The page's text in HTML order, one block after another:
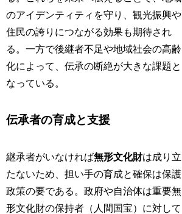
のアイデンティティを守り、観光振興や
住民の誇りにつながる効果も期待され
る。一方で後継者不足や地域社会の高齢
化によって、伝承の断絶が大きな課題と
なっている。
伝承者の育成と支援
継承者がいなければ無形文化財は成り立
たないため、担い手の育成と確保は保護
政策の要である。政府や自治体は重要無
形文化財の保持者（人間国宝）に対して